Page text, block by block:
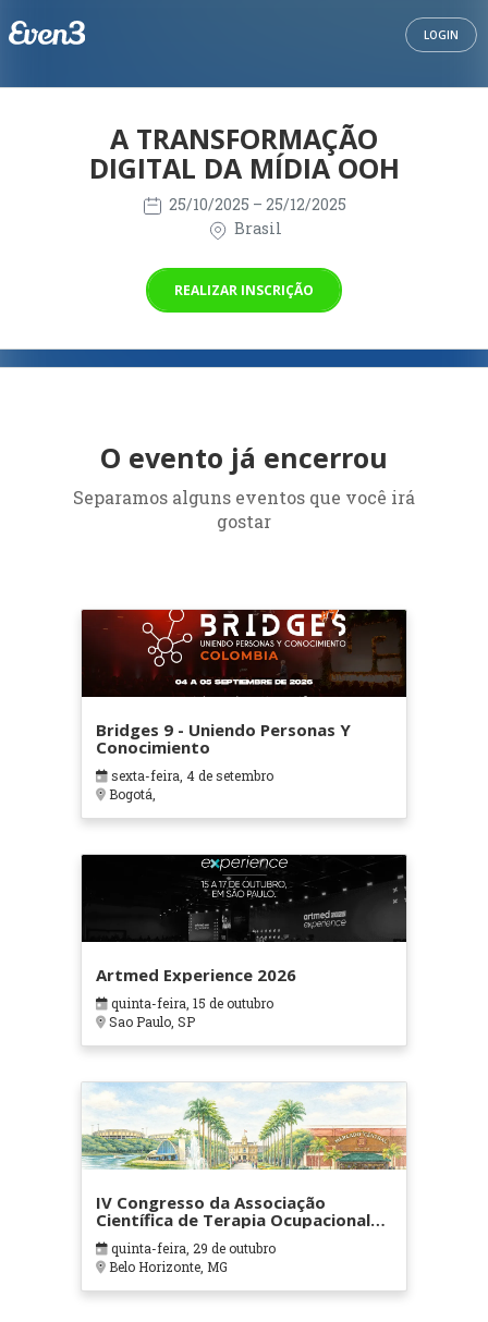
LOGIN
A TRANSFORMAÇÃO
DIGITAL DA MÍDIA OOH
25/10/2025 – 25/12/2025
Brasil
REALIZAR INSCRIÇÃO
O evento já encerrou
Separamos alguns eventos que você irá
gostar
Bridges 9 - Uniendo Personas Y
Conocimiento
sexta-feira, 4 de setembro
Bogotá,
Artmed Experience 2026
quinta-feira, 15 de outubro
Sao Paulo, SP
IV Congresso da Associação
Científica de Terapia Ocupacional
em Contextos Hospitalares e
Cuidados Paliativos - ATOHOSP
quinta-feira, 29 de outubro
Belo Horizonte, MG